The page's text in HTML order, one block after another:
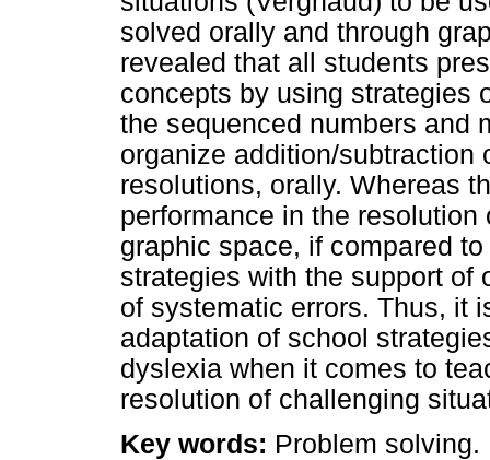
solved orally and through
revealed that all students
concepts by using strategies
the sequenced numbers and
organize addition/subtraction
resolutions, orally. Whereas
performance in the
graphic space, if compared
strategies with the support of
of systematic errors. Thus, it
adaptation of school
dyslexia when it comes to
resolution of challenging
Key words: Problem